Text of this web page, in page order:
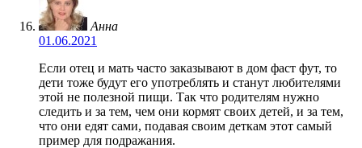
Анна
01.06.2021
Если отец и мать часто заказывают в дом фаст фут, то
дети тоже будут его употреблять и станут любителями
этой не полезной пищи. Так что родителям нужно
следить и за тем, чем они кормят своих детей, и за тем,
что они едят сами, подавая своим деткам этот самый
пример для подражания.